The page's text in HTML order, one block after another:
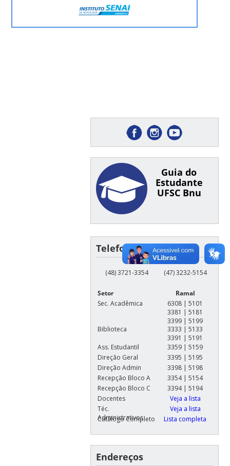
Guia do
Estudante
UFSC Bnu
Telefones
(48) 3721-3354 (47) 3232-5154
Setor
Ramal
Sec. Acadêmica
6308 | 5101
3381 | 5181
3399 | 5199
Biblioteca
3333 | 5133
3391 | 5191
Ass. Estudantil
3359 | 5159
Direção Geral
3395 | 5195
Direção Admin
3398 | 5198
Recepção Bloco A
3354 | 5154
Recepção Bloco C
3394 | 5194
Docentes
Veja a lista
Téc.
Administrativos
Veja a lista
Catálogo Completo
Lista completa
Endereços